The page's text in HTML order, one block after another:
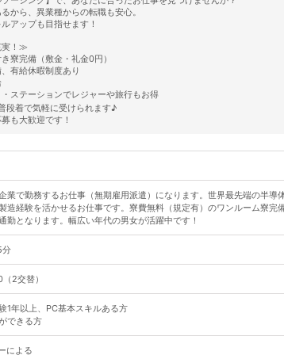
から、異業種からの転職も安心。
アップも目指せます！
実！≫
寮完備（敷金・礼金0円）
有給休暇制度あり
ステーションでレジャーや旅行もお得
段着で気軽に受けられます♪
も大歓迎です！
業で勤務するお仕事（無期雇用派遣）になります。世界最先端の半導
造経験を活かせるお仕事です。寮費無料（規定有）のワンルーム寮完
勤となります。幅広い年代の男女が活躍中です！
2交替）
1年以上、PC基本スキルある方
できる方
による